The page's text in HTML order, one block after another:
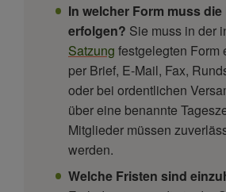
In welcher Form muss
erfolgen? Sie muss in der
Satzung festgelegten Form
per Brief, E-Mail, Fax,
oder bei ordentlichen
über eine benannte
Mitglieder müssen
werden.
Welche Fristen sind